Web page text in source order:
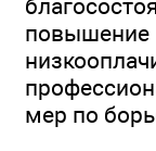
мер по